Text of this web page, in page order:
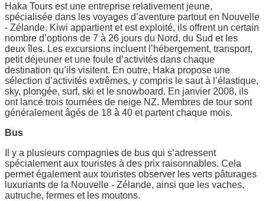
Haka Tours est une entreprise relativement jeune,
spécialisée dans les voyages d’aventure partout en Nouvelle
- Zélande. Kiwi appartient et est exploité, ils offrent un certain
nombre d’options de 7 à 26 jours du Nord, du Sud et les
deux îles. Les excursions incluent l’hébergement, transport,
petit déjeuner et une foule d’activités dans chaque
destination qu’ils visitent. En outre, Haka propose une
sélection d’activités extrêmes, y compris le saut à l’élastique,
sky, plongée, surf, ski et le snowboard. En janvier 2008, ils
ont lancé trois tournées de neige NZ. Membres de tour sont
généralement âgés de 18 à 40 et partent chaque mois.
Bus
Il y a plusieurs compagnies de bus qui s’adressent
spécialement aux touristes à des prix raisonnables. Cela
permet également aux touristes observer les verts pâturages
luxuriants de la Nouvelle - Zélande, ainsi que les vaches,
autruche, fermes et les moutons.